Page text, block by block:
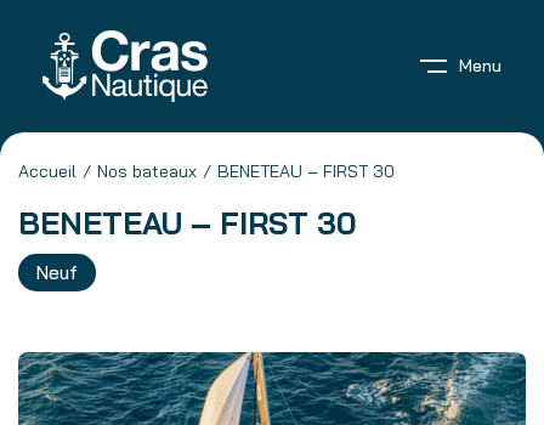
Menu
Accueil Nos bateaux BENETEAU – FIRST 30
BENETEAU – FIRST 30
Neuf